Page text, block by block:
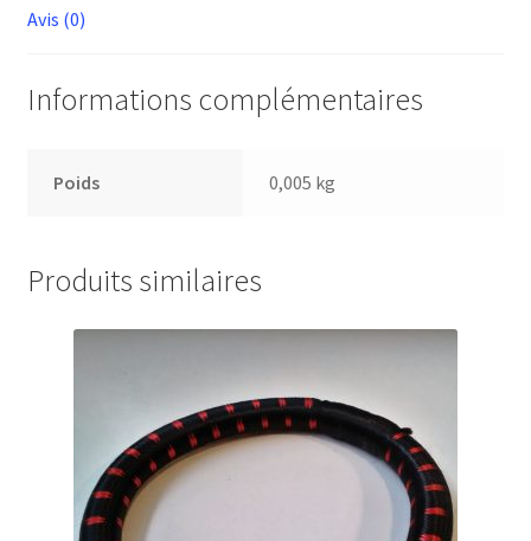
Avis (0)
Informations complémentaires
Poids 0,005 kg
Produits similaires